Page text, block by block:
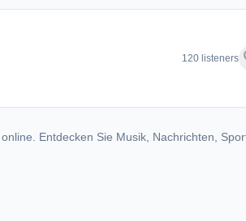
120 listeners
Entdecken Sie Musik, Nachrichten,